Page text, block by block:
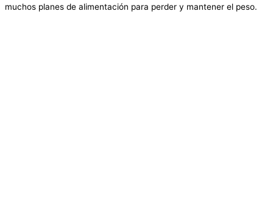
muchos planes de alimentación para perder y mantener el peso.